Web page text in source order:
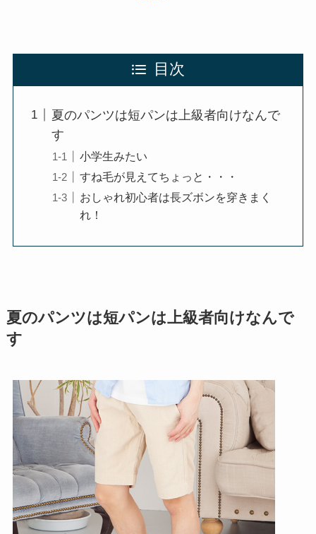
目次
夏のパンツは短パンは上級者向けなんで
す
小学生みたい
すね毛が見えてちょっと・・・
おしゃれ初心者は長ズボンを穿きまく
れ！
夏のパンツは短パンは上級者向けなんで
す